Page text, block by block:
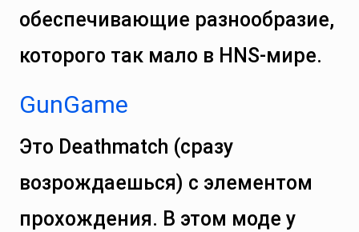
обеспечивающие разнообразие,
которого так мало в HNS-мире.
GunGame
Это Deathmatch (сразу
возрождаешься) с элементом
прохождения. В этом моде у